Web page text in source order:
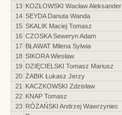
13 KOZŁOWSKI Wacław Aleksander
14 SEYDA Danuta Wanda
15 SKALIK Maciej Tomasz
16 CZOSKA Seweryn Adam
17 BŁAWAT Milena Sylwia
18 SIKORA Wiesław
19 DZIĘCIELSKI Tomasz Mariusz
20 ŻABIK Łukasz Jerzy
21
KACZKOWSKI Zdzisław
22 KNAP Tomasz
23 RÓŻAŃSKI Andrzej Wawrzyniec